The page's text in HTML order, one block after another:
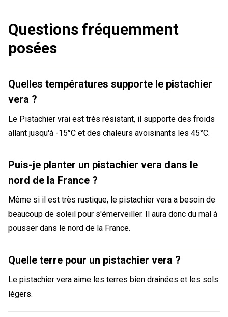
Questions fréquemment
posées
Quelles températures supporte le pistachier
vera ?
Le Pistachier vrai est très résistant, il supporte des froids
allant jusqu'à -15°C et des chaleurs avoisinants les 45°C.
Puis-je planter un pistachier vera dans le
nord de la France ?
Même si il est très rustique, le pistachier vera a besoin de
beaucoup de soleil pour s'émerveiller. Il aura donc du mal à
pousser dans le nord de la France.
Quelle terre pour un pistachier vera ?
Le pistachier vera aime les terres bien drainées et les sols
légers.